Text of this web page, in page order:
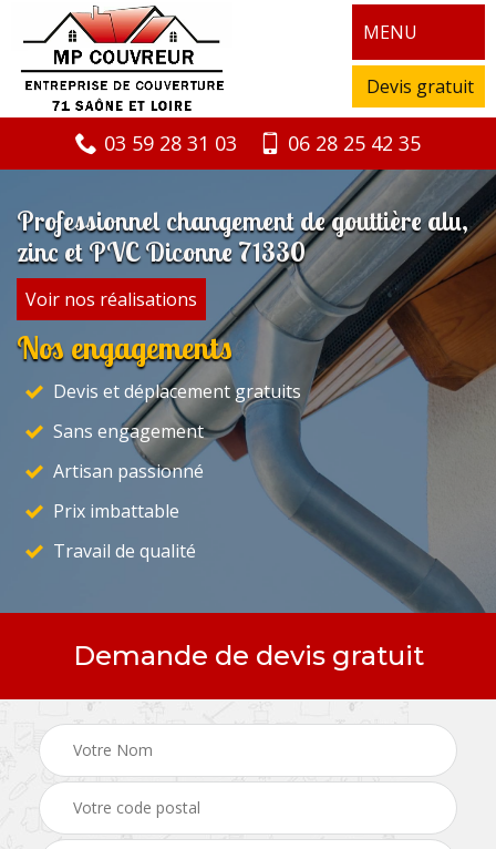
MENU
Devis gratuit
03 59 28 31 03 06 28 25 42 35
Professionnel changement de gouttière alu,
zinc et PVC Diconne 71330
Voir nos réalisations
Nos engagements
Devis et déplacement gratuits
Sans engagement
Artisan passionné
Prix imbattable
Travail de qualité
Demande de devis gratuit